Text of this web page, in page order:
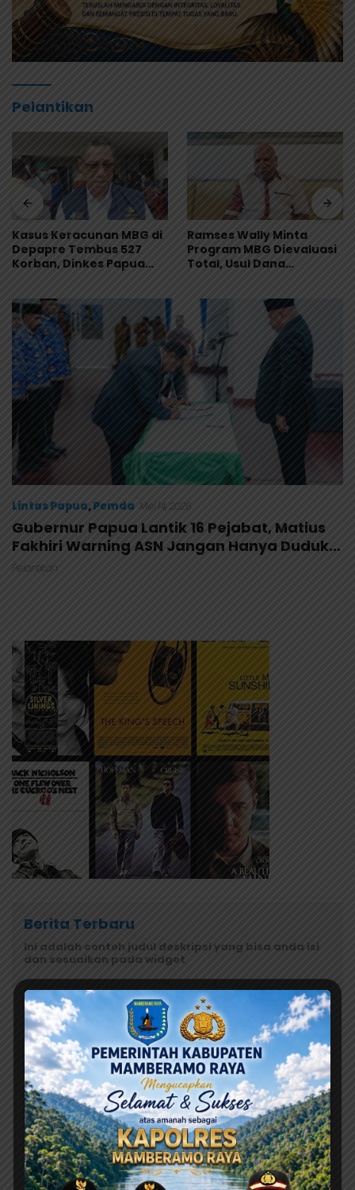
Pelantikan
Kasus Keracunan MBG di
Depapre Tembus 527
Korban, Dinkes Papua
Ramses Wally Minta
Program MBG Dievaluasi
Total, Usul Dana
Lintas Papua,Pemda Mei 14, 2026
Gubernur Papua Lantik 16 Pejabat, Matius
Fakhiri Warning ASN Jangan Hanya Duduk
di Balik Meja
Pelantikan
Berita Terbaru
Ini adalah contoh judul deskripsi yang bisa anda isi
dan sesuaikan pada widget
Agustus 6, 2026
BGN Akui Kelalaian di Dapur MBG Jayapura, SPPG